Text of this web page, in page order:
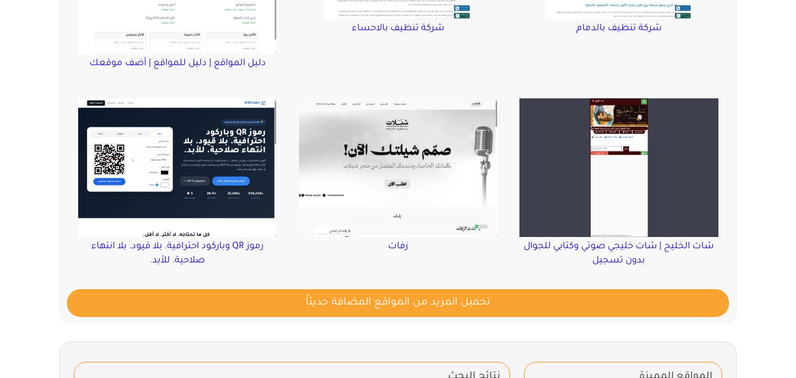
شركة تنظيف بالدمام شركة تنظيف بالاحساء
دليل المواقع | دليل للمواقع | أضف موقعك
شات الخليج | شات خليجي صوتي وكتابي للجوال
بدون تسجيل
زفات
رموز QR وباركود احترافية. بلا قيود. بلا انتهاء
صلاحية. للأبد.
تحميل المزيد من المواقع المضافة حديثاً